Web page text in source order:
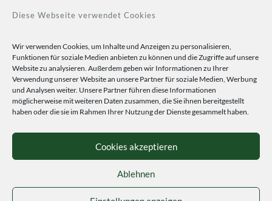
Diese Webseite verwendet Cookies
Wir verwenden Cookies, um Inhalte und Anzeigen zu personalisieren,
Funktionen für soziale Medien anbieten zu können und die Zugriffe auf unsere
Website zu analysieren. Außerdem geben wir Informationen zu Ihrer
Verwendung unserer Website an unsere Partner für soziale Medien, Werbung
und Analysen weiter. Unsere Partner führen diese Informationen
möglicherweise mit weiteren Daten zusammen, die Sie ihnen bereitgestellt
haben oder die sie im Rahmen Ihrer Nutzung der Dienste gesammelt haben.
Cookies akzeptieren
Ablehnen